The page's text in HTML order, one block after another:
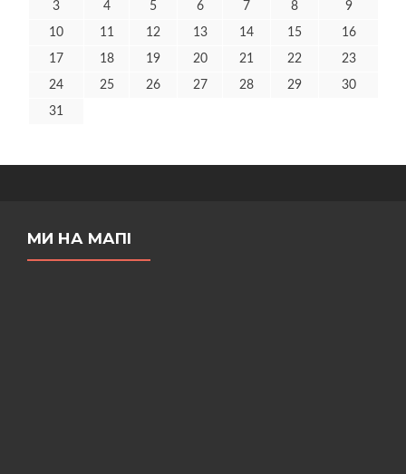
3 4 5 6 7 8 9
10 11 12 13 14 15 16
17 18 19 20 21 22 23
24 25 26 27 28 29 30
31
МИ НА МАПІ